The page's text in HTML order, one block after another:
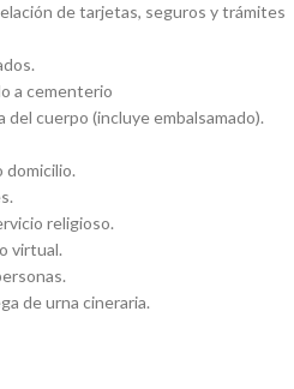
de tarjetas, seguros y trámites
a cementerio
del cuerpo (incluye embalsamado).
domicilio.
religioso.
virtual.
de urna cineraria.